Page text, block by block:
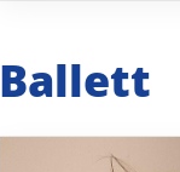
Ballett